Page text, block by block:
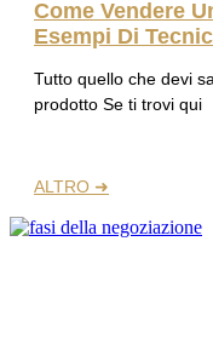
Come Vendere
Esempi Di
Tutto quello che devi
prodotto Se ti trovi qui
ALTRO ➜